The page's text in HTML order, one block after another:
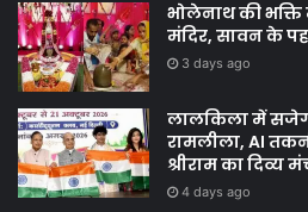
भोलेनाथ की
मंदिर, सावन के
3 days ago
लालकिला में
रामलीला, AI
श्रीराम का दिव्य
4 days ago